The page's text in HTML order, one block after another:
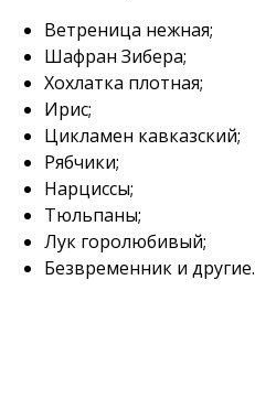
Ветреница нежная;
Шафран Зибера;
Хохлатка плотная;
Ирис;
Цикламен кавказский;
Рябчики;
Нарциссы;
Тюльпаны;
Лук горолюбивый;
Безвременник и другие.